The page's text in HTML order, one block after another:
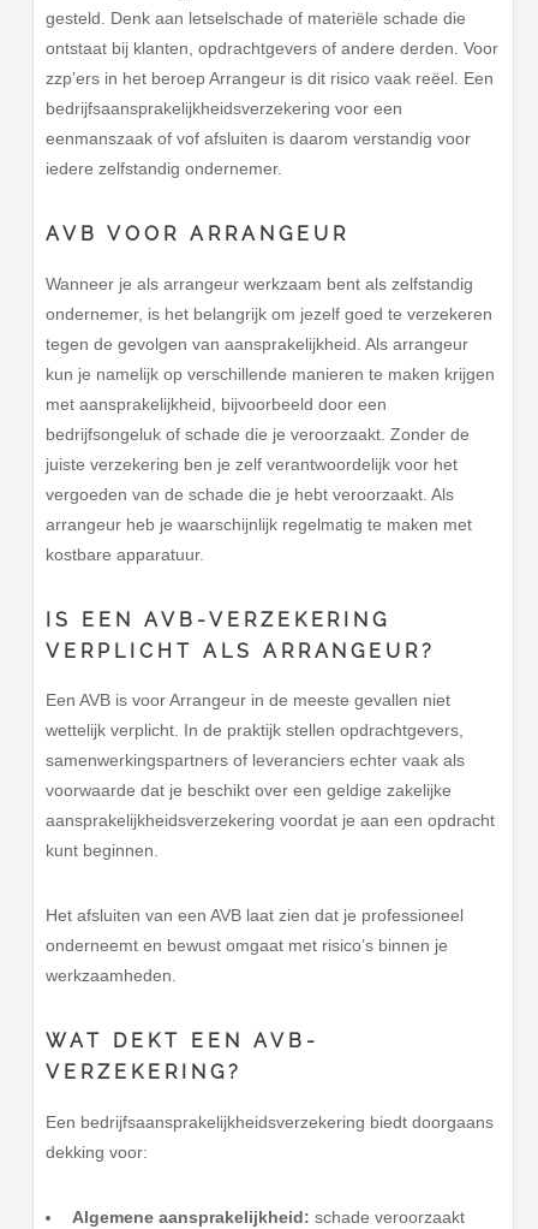
gesteld. Denk aan letselschade of materiële schade die
ontstaat bij klanten, opdrachtgevers of andere derden. Voor
zzp’ers in het beroep Arrangeur is dit risico vaak reëel. Een
bedrijfsaansprakelijkheidsverzekering voor een
eenmanszaak of vof afsluiten is daarom verstandig voor
iedere zelfstandig ondernemer.
AVB VOOR ARRANGEUR
Wanneer je als arrangeur werkzaam bent als zelfstandig
ondernemer, is het belangrijk om jezelf goed te verzekeren
tegen de gevolgen van aansprakelijkheid. Als arrangeur
kun je namelijk op verschillende manieren te maken krijgen
met aansprakelijkheid, bijvoorbeeld door een
bedrijfsongeluk of schade die je veroorzaakt. Zonder de
juiste verzekering ben je zelf verantwoordelijk voor het
vergoeden van de schade die je hebt veroorzaakt. Als
arrangeur heb je waarschijnlijk regelmatig te maken met
kostbare apparatuur.
IS EEN AVB-VERZEKERING
VERPLICHT ALS ARRANGEUR?
Een AVB is voor Arrangeur in de meeste gevallen niet
wettelijk verplicht. In de praktijk stellen opdrachtgevers,
samenwerkingspartners of leveranciers echter vaak als
voorwaarde dat je beschikt over een geldige zakelijke
aansprakelijkheidsverzekering voordat je aan een opdracht
kunt beginnen.
Het afsluiten van een AVB laat zien dat je professioneel
onderneemt en bewust omgaat met risico’s binnen je
werkzaamheden.
WAT DEKT EEN AVB-
VERZEKERING?
Een bedrijfsaansprakelijkheidsverzekering biedt doorgaans
dekking voor:
Algemene aansprakelijkheid: schade veroorzaakt